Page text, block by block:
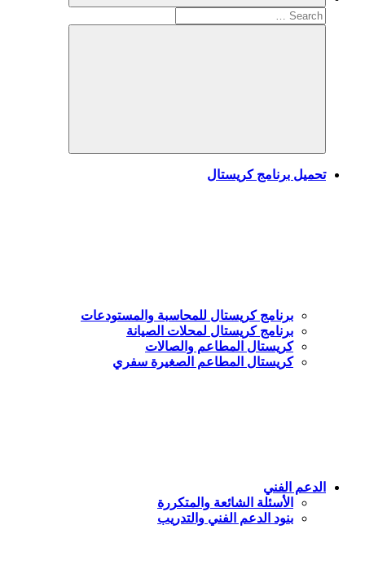
Search
for:
Search
تحميل برنامج كريستال
برنامج كريستال للمحاسبة والمستودعات
برنامج كريستال لمحلات الصيانة
كريستال المطاعم والصالات
كريستال المطاعم الصغيرة سفري
الدعم الفني
الأسئلة الشائعة والمتكررة
بنود الدعم الفني والتدريب